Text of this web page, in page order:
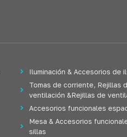
Iluminación & Accesorios de
Tomas de corriente, Rejillas
ventilación &Rejillas de
Accesorios funcionales
Mesa & Accesorios
sillas